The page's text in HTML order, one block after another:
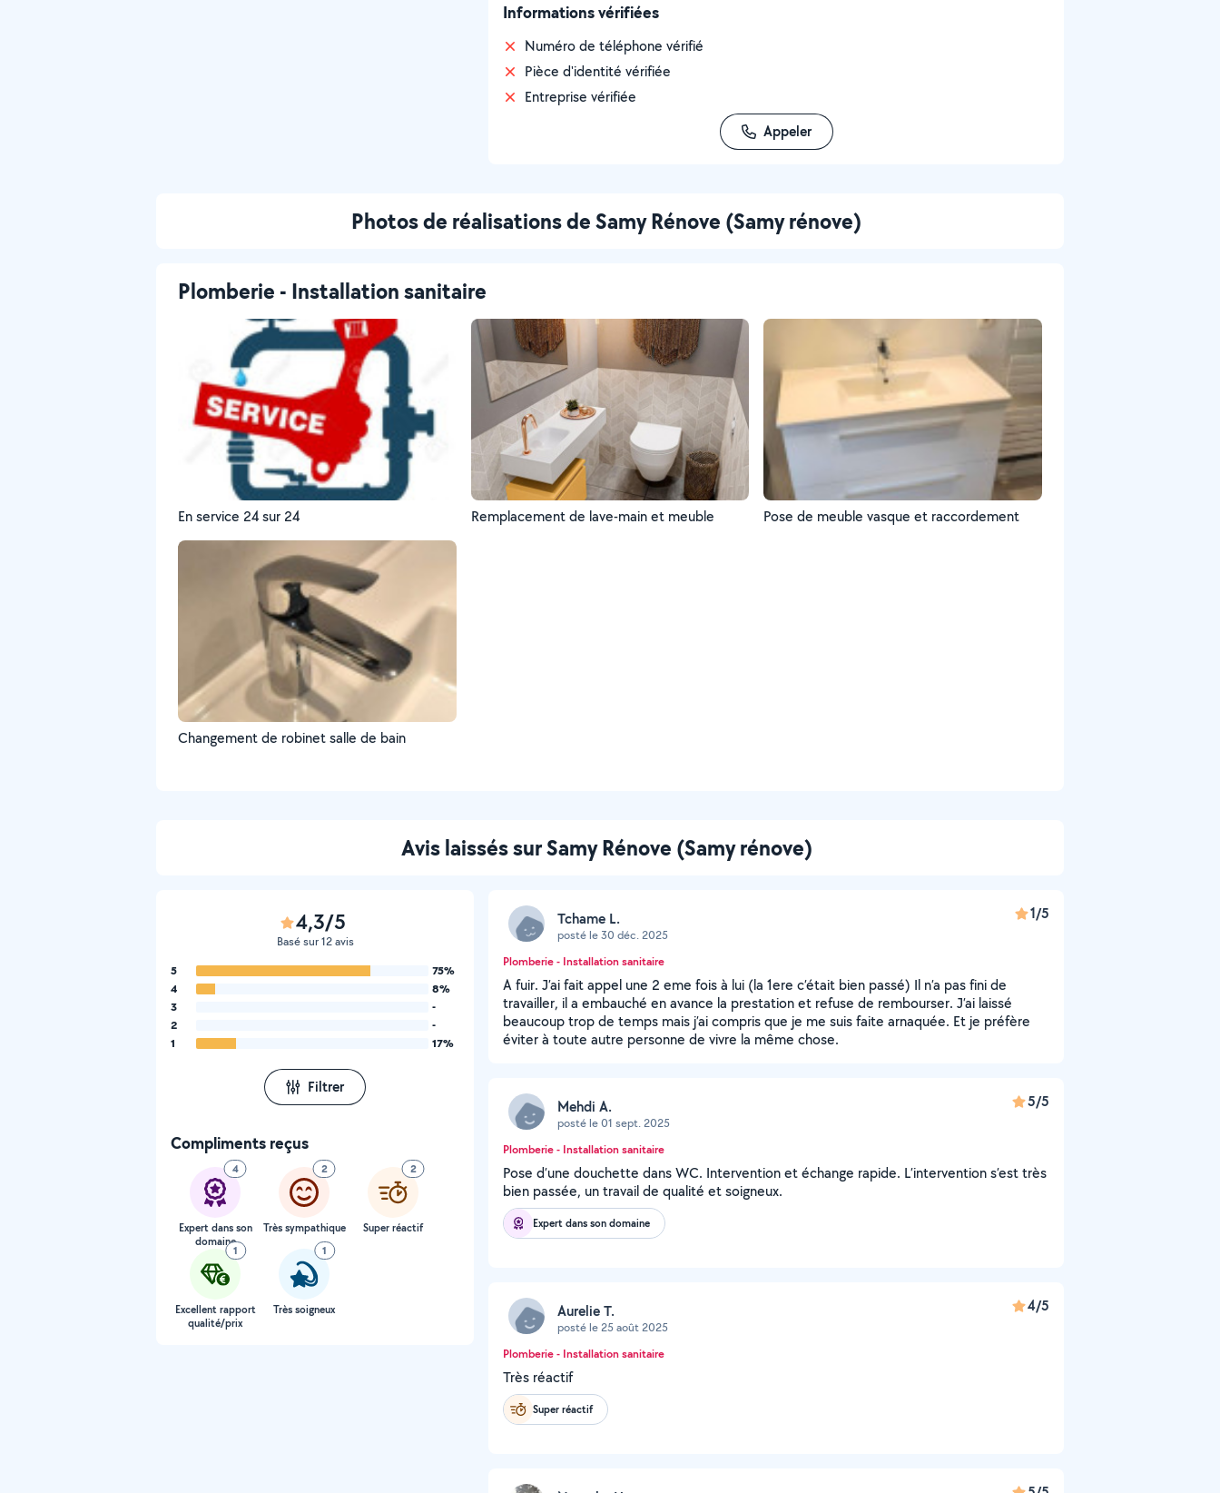
Informations vérifiées
Numéro de téléphone vérifié
Pièce d'identité vérifiée
Entreprise vérifiée
Appeler
Photos de réalisations de Samy Rénove (Samy rénove)
Plomberie - Installation sanitaire
En service 24 sur 24 Remplacement de lave-main et meuble Pose de meuble vasque et raccordement
Changement de robinet salle de bain
Avis laissés sur Samy Rénove (Samy rénove)
4,3/5
Basé sur 12 avis
5
75%
4
8%
3
-
2
-
1
17%
Filtrer
Compliments reçus
4
Expert dans son
domaine
2
Très sympathique
2
Super réactif
1
Excellent rapport
qualité/prix
1
Très soigneux
Tchame L.
posté le 30 déc. 2025
1/5
Plomberie - Installation sanitaire
A fuir. J’ai fait appel une 2 eme fois à lui (la 1ere c’était bien passé) Il n’a pas fini de
travailler, il a embauché en avance la prestation et refuse de rembourser. J’ai laissé
beaucoup trop de temps mais j’ai compris que je me suis faite arnaquée. Et je préfère
éviter à toute autre personne de vivre la même chose.
Mehdi A.
posté le 01 sept. 2025
5/5
Plomberie - Installation sanitaire
Pose d’une douchette dans WC. Intervention et échange rapide. L’intervention s’est très
bien passée, un travail de qualité et soigneux.
Expert dans son domaine
Aurelie T.
posté le 25 août 2025
4/5
Plomberie - Installation sanitaire
Très réactif
Super réactif